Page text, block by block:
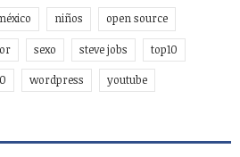
niños open source
sexo steve jobs top10
wordpress youtube